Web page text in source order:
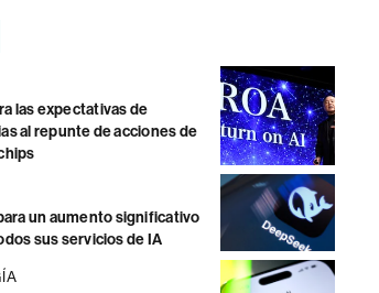
las expectativas de
al repunte de acciones de
un aumento significativo
sus servicios de IA